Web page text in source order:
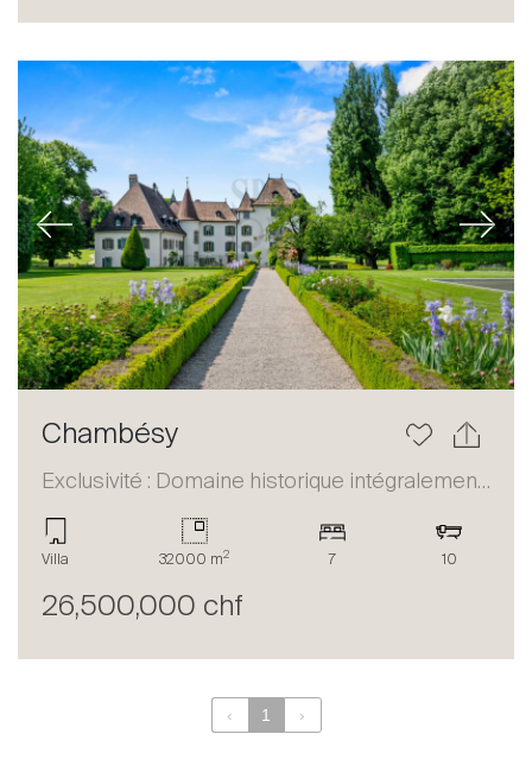
Acheter
Louer
International
Vendre
Previous Next
Chambésy
Exclusivité : Domaine historique intégralement restauré
Villa 32000 m2 7 10
26,500,000 chf
‹ 1 ›